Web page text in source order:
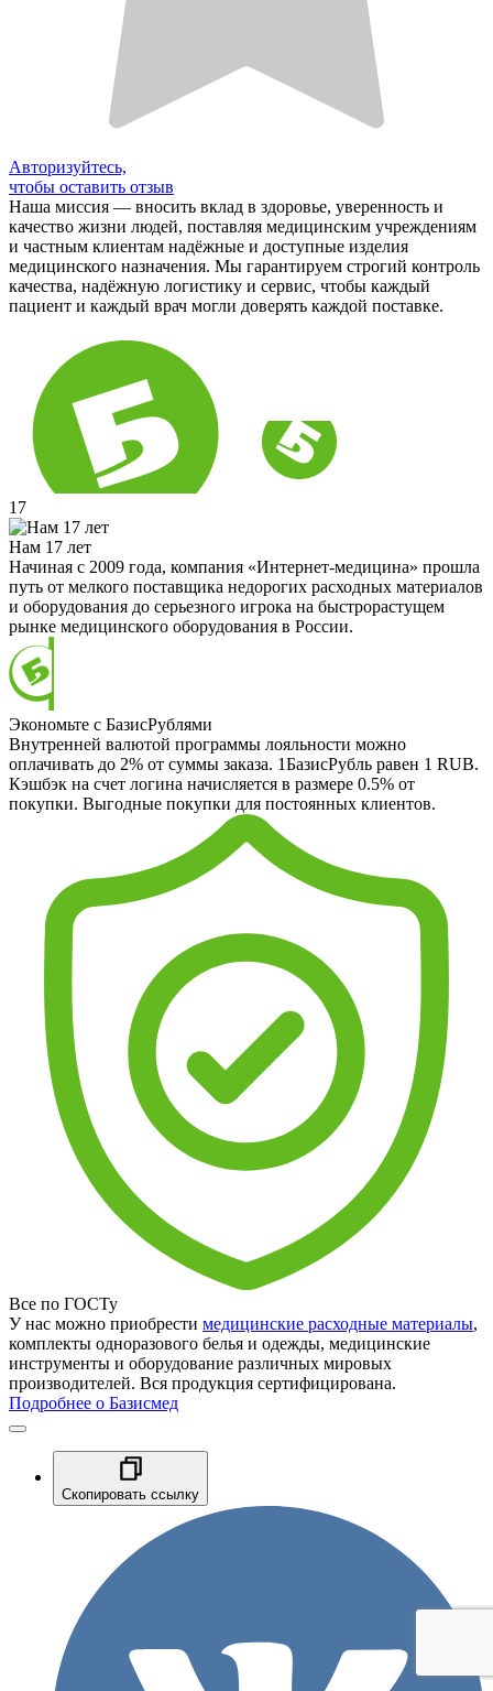
Авторизуйтесь,
чтобы оставить отзыв
Наша миссия — вносить вклад в здоровье, уверенность и
качество жизни людей, поставляя медицинским учреждениям
и частным клиентам надёжные и доступные изделия
медицинского назначения. Мы гарантируем строгий контроль
качества, надёжную логистику и сервис, чтобы каждый
пациент и каждый врач могли доверять каждой поставке.
17
Нам 17 лет
Начиная с 2009 года, компания «Интернет-медицина» прошла
путь от мелкого поставщика недорогих расходных материалов
и оборудования до серьезного игрока на быстрорастущем
рынке медицинского оборудования в России.
Экономьте с БазисРублями
Внутренней валютой программы лояльности можно
оплачивать до 2% от суммы заказа. 1БазисРубль равен 1 RUB.
Кэшбэк на счет логина начисляется в размере 0.5% от
покупки. Выгодные покупки для постоянных клиентов.
Все по ГОСТу
У нас можно приобрести медицинские расходные материалы,
комплекты одноразового белья и одежды, медицинские
инструменты и оборудование различных мировых
производителей. Вся продукция сертифицирована.
Подробнее о Базисмед
Скопировать ссылку